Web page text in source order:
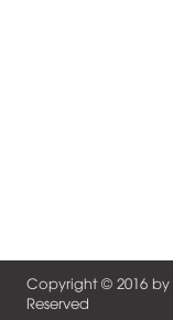
Copyright © 2016 by
Reserved